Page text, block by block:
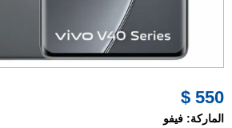
550 $
الماركة: فيفو